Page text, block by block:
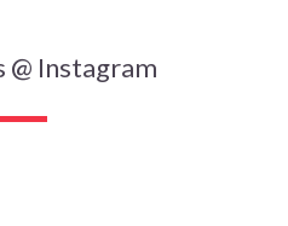
Instagram